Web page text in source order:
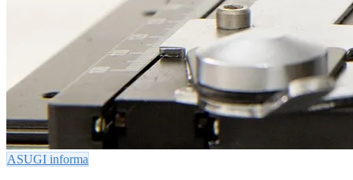
ASUGI informa